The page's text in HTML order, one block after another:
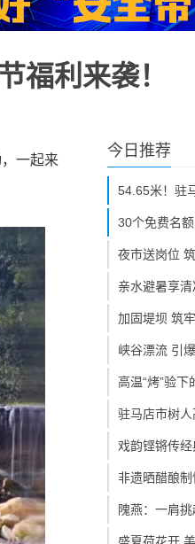
利来袭！
一起来
今日推荐
54.65米！驻
30个免费名
夜市送岗位
亲水避暑享清
加固堤坝 筑
峡谷漂流 引
高温“烤”验
驻马店市树
戏韵铿锵传经
非遗晒醋酿制
隗燕：一肩